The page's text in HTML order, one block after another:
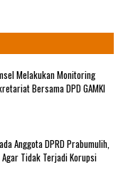
Melakukan Monitoring
Bersama DPD GAMKI
Anggota DPRD Prabumulih,
Tidak Terjadi Korupsi